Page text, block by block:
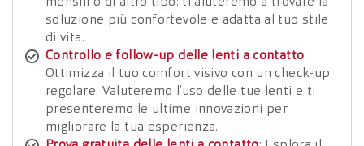
soluzione più confortevole e adatta al tuo stile
di vita.
Controllo e follow-up delle lenti a contatto:
Ottimizza il tuo comfort visivo con un check-up
regolare. Valuteremo l’uso delle tue lenti e ti
presenteremo le ultime innovazioni per
migliorare la tua esperienza.